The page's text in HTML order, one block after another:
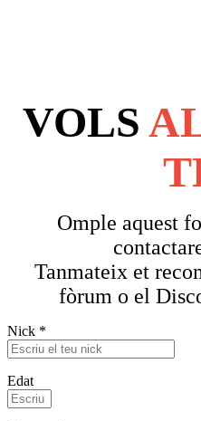
VOLS
Omple aquest
Tanmateix et
fòrum o el
Nick *
Edat